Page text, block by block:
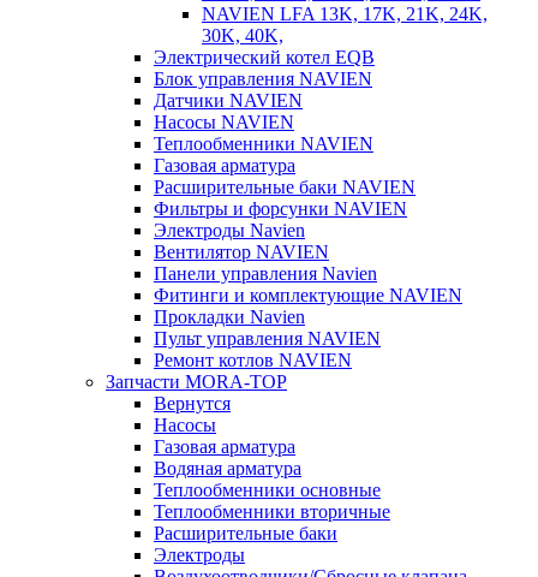
NAVIEN LFA 13K, 17K, 21K, 24K,
30K, 40K,
Электрический котел EQB
Блок управления NAVIEN
Датчики NAVIEN
Насосы NAVIEN
Теплообменники NAVIEN
Газовая арматура
Расширительные баки NAVIEN
Фильтры и форсунки NAVIEN
Электроды Navien
Вентилятор NAVIEN
Панели управления Navien
Фитинги и комплектующие NAVIEN
Прокладки Navien
Пульт управления NAVIEN
Ремонт котлов NAVIEN
Запчасти MORA-TOP
Вернутся
Насосы
Газовая арматура
Водяная арматура
Теплообменники основные
Теплообменники вторичные
Расширительные баки
Электроды